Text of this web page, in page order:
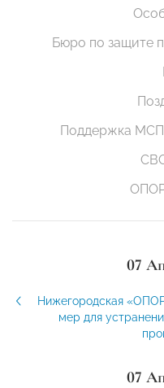
Бюро по защите
Поддержка
07
Нижегородская
мер для
07